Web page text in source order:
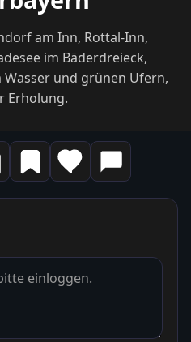
am Inn, Rottal-Inn,
im Bäderdreieck,
und grünen Ufern,
Erholung.